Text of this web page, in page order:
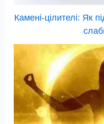
Камені-цілителі: Як